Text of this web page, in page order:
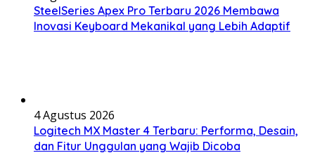
SteelSeries Apex Pro Terbaru 2026 Membawa
Inovasi Keyboard Mekanikal yang Lebih Adaptif
4 Agustus 2026
Logitech MX Master 4 Terbaru: Performa, Desain,
dan Fitur Unggulan yang Wajib Dicoba